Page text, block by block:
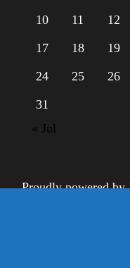
10
11 12
17
18 19
24
25 26
31
« Jul
Proudly powered by